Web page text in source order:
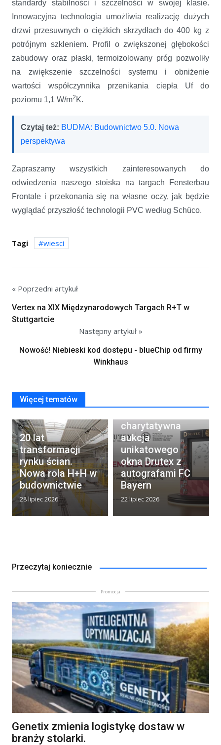
standardy stabilności i szczelności w swojej klasie.
Innowacyjna technologia umożliwia realizację dużych
drzwi przesuwnych o ciężkich skrzydłach do 400 kg z
potrójnym szkleniem. Profil o zwiększonej głębokości
zabudowy oraz płaski, termoizolowany próg pozwoliły
na zwiększenie szczelności systemu i obniżenie
wartości współczynnika przenikania ciepła Uf do
poziomu 1,1 W/m2 K.
Czytaj też: BUDMA: Budownictwo 5.0. Nowa
perspektywa
Zapraszamy wszystkich zainteresowanych do
odwiedzenia naszego stoiska na targach Fensterbau
Frontale i przekonania się na własne oczy, jak będzie
wyglądać przyszłość technologii PVC według Schüco.
Tagi wiesci
« Poprzedni artykuł
Vertex na XIX Międzynarodowych Targach R+T w
Stuttgartcie
Następny artykuł »
Nowość! Niebieski kod dostępu - blueChip od firmy
Winkhaus
Więcej tematów
20 lat
transformacji
rynku ścian.
Nowa rola H+H w
budownictwie
28 lipiec 2026
charytatywna
aukcja
unikatowego
okna Drutex z
autografami FC
Bayern
22 lipiec 2026
Przeczytaj koniecznie
Promocja
Genetix zmienia logistykę dostaw w
branży stolarki.